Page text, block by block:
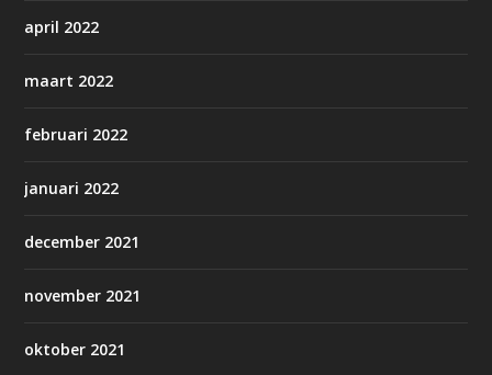
april 2022
maart 2022
februari 2022
januari 2022
december 2021
november 2021
oktober 2021